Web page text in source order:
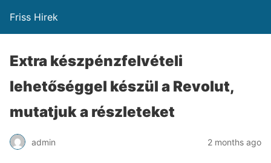
Friss Hirek
Extra készpénzfelvételi
lehetőséggel készül a Revolut,
mutatjuk a részleteket
admin 2 months ago